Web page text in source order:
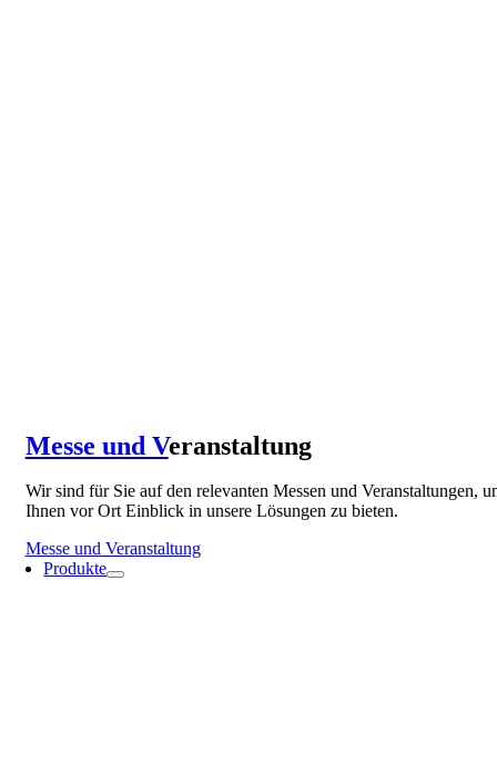
Messe und Veranstaltung
Wir sind für Sie auf den relevanten Messen und Veranstaltungen,
Ihnen vor Ort Einblick in unsere Lösungen zu bieten.
Messe und Veranstaltung
Produkte